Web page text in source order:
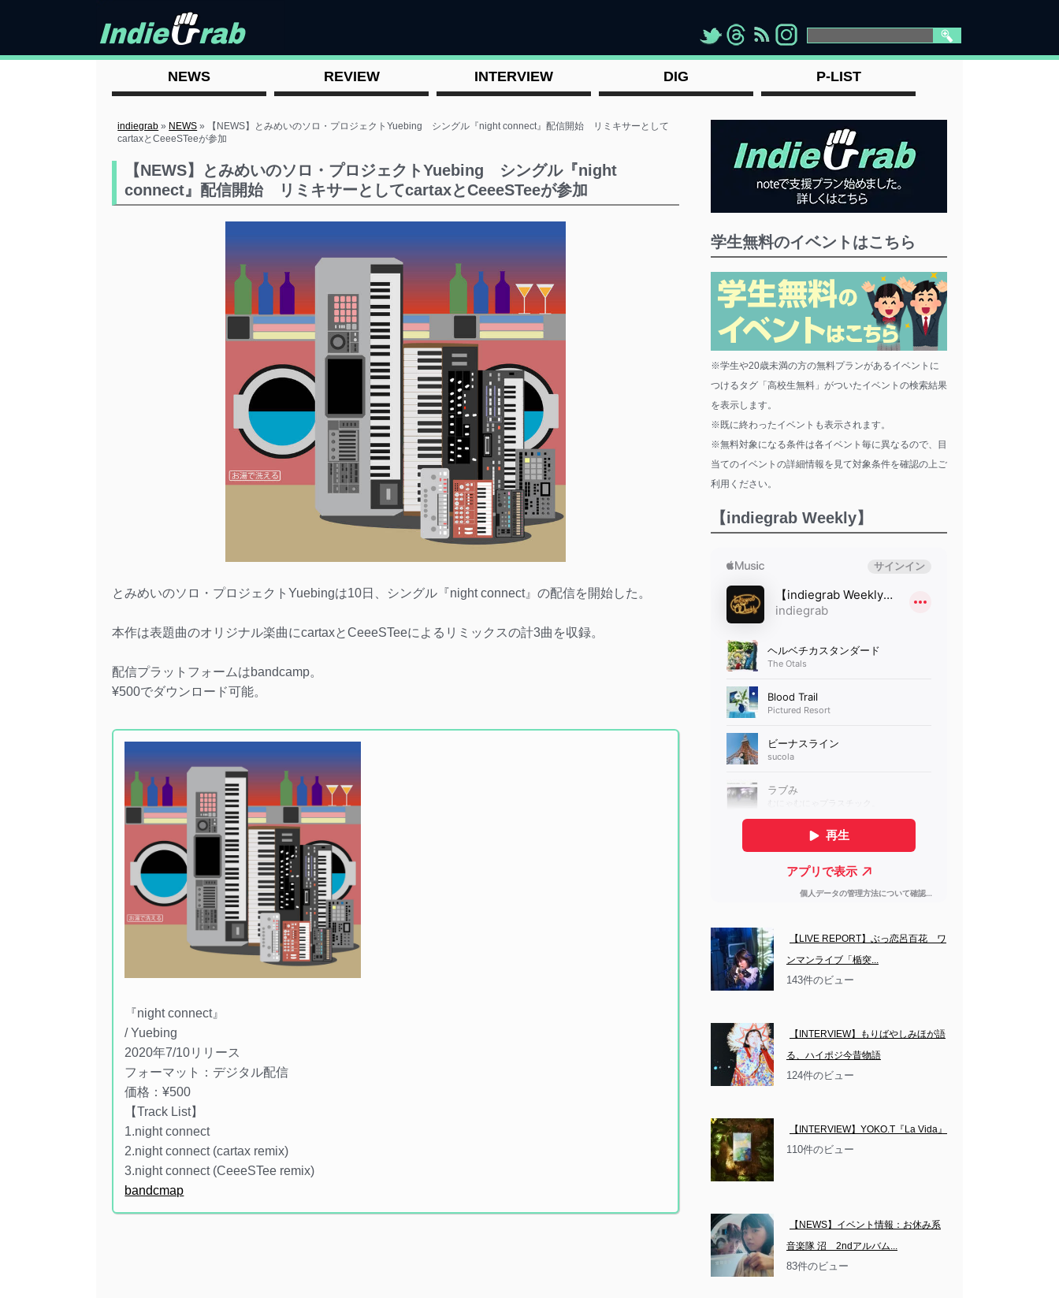
"> "> "> " >
NEWS REVIEW INTERVIEW DIG P-LIST
indiegrab » NEWS »
【NEWS】とみめいのソロ・プロジェクトYuebing シングル『night connect』配信開始 リミキサーとして
cartaxとCeeeSTeeが参加
【NEWS】とみめいのソロ・プロジェクトYuebing シングル『night
connect』配信開始 リミキサーとしてcartaxとCeeeSTeeが参加
とみめいのソロ・プロジェクトYuebingは10日、シングル『night connect』の配信を開始した。
本作は表題曲のオリジナル楽曲にcartaxとCeeeSTeeによるリミックスの計3曲を収録。
配信プラットフォームはbandcamp。
¥500でダウンロード可能。
『night connect』
/ Yuebing
2020年7/10リリース
フォーマット：デジタル配信
価格：¥500
【Track List】
1.night connect
2.night connect (cartax remix)
3.night connect (CeeeSTee remix)
bandcmap
学生無料のイベントはこちら
※学生や20歳未満の方の無料プランがあるイベントに
つけるタグ「高校生無料」がついたイベントの検索結果
を表示します。
※既に終わったイベントも表示されます。
※無料対象になる条件は各イベント毎に異なるので、目
当てのイベントの詳細情報を見て対象条件を確認の上ご
利用ください。
【indiegrab Weekly】
【LIVE REPORT】ぶっ恋呂百花　ワ
ンマンライブ「楯突...
143件のビュー
【INTERVIEW】もりばやしみほが語
る、ハイポジ今昔物語
124件のビュー
【INTERVIEW】YOKO.T『La Vida』
110件のビュー
【NEWS】イベント情報：お休み系
音楽隊 沼　2ndアルバム...
83件のビュー